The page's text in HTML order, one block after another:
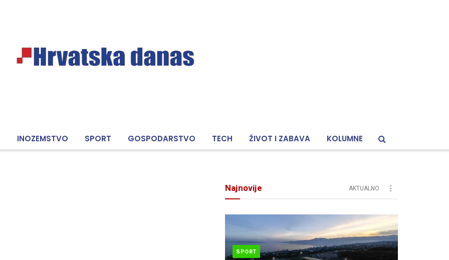
INOZEMSTVO SPORT GOSPODARSTVO TECH ŽIVOT I ZABAVA KOLUMNE
Najnovije AKTUALNO
SPORT